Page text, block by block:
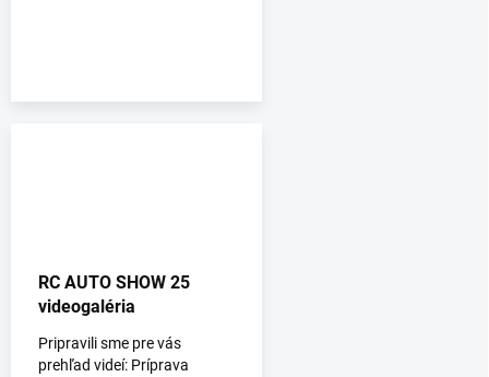
RC AUTO SHOW 25
videogaléria
Pripravili sme pre vás
prehľad videí: Príprava